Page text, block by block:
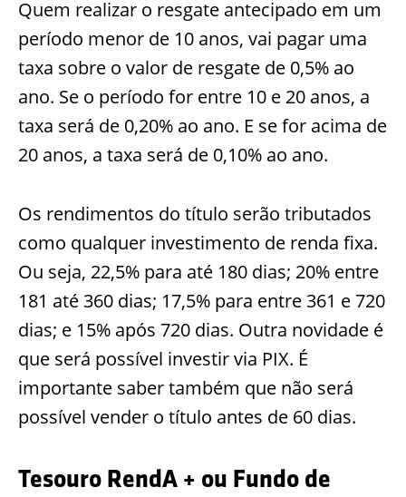
Quem realizar o resgate antecipado em um
período menor de 10 anos, vai pagar uma
taxa sobre o valor de resgate de 0,5% ao
ano. Se o período for entre 10 e 20 anos, a
taxa será de 0,20% ao ano. E se for acima de
20 anos, a taxa será de 0,10% ao ano.
Os rendimentos do título serão tributados
como qualquer investimento de renda fixa.
Ou seja, 22,5% para até 180 dias; 20% entre
181 até 360 dias; 17,5% para entre 361 e 720
dias; e 15% após 720 dias. Outra novidade é
que será possível investir via PIX. É
importante saber também que não será
possível vender o título antes de 60 dias.
Tesouro RendA + ou Fundo de